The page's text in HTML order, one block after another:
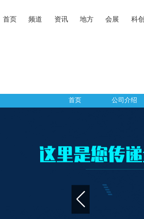
首页 频道 资讯 地方 会展 科创
首页 公司介绍